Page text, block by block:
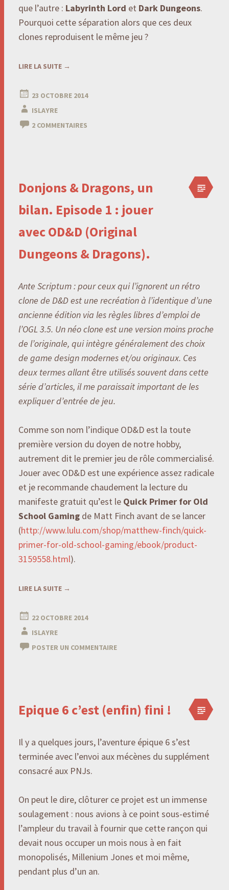
que l’autre : Labyrinth Lord et Dark Dungeons.
Pourquoi cette séparation alors que ces deux
clones reproduisent le même jeu ?
LIRE LA SUITE →
23 OCTOBRE 2014
ISLAYRE
2 COMMENTAIRES
Donjons & Dragons, un
bilan. Episode 1 : jouer
avec OD&D (Original
Dungeons & Dragons).
Ante Scriptum : pour ceux qui l’ignorent un rétro
clone de D&D est une recréation à l’identique d’une
ancienne édition via les règles libres d’emploi de
l’OGL 3.5. Un néo clone est une version moins proche
de l’originale, qui intègre généralement des choix
de game design modernes et/ou originaux. Ces
deux termes allant être utilisés souvent dans cette
série d’articles, il me paraissait important de les
expliquer d’entrée de jeu.
Comme son nom l’indique OD&D est la toute
première version du doyen de notre hobby,
autrement dit le premier jeu de rôle commercialisé.
Jouer avec OD&D est une expérience assez radicale
et je recommande chaudement la lecture du
manifeste gratuit qu’est le Quick Primer for Old
School Gaming de Matt Finch avant de se lancer
(http://www.lulu.com/shop/matthew-finch/quick-
primer-for-old-school-gaming/ebook/product-
3159558.html).
LIRE LA SUITE →
22 OCTOBRE 2014
ISLAYRE
POSTER UN COMMENTAIRE
Epique 6 c’est (enfin) fini !
Il y a quelques jours, l’aventure épique 6 s’est
terminée avec l’envoi aux mécènes du supplément
consacré aux PNJs.
On peut le dire, clôturer ce projet est un immense
soulagement : nous avions à ce point sous-estimé
l’ampleur du travail à fournir que cette rançon qui
devait nous occuper un mois nous à en fait
monopolisés, Millenium Jones et moi même,
pendant plus d’un an.